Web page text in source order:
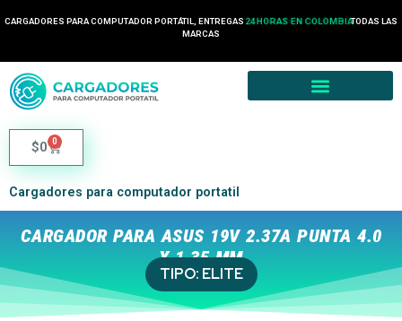
CARGADORES PARA COMPUTADOR PORTÁTIL, ENTREGAS 24 HORAS EN COLOMBIATODAS LAS
MARCAS
$0 0
Cargadores para computador portatil
CARGADOR PARA ASUS 19V 2.37A PUNTA 4.0
X 1.35 MM
TIPO: ELITE